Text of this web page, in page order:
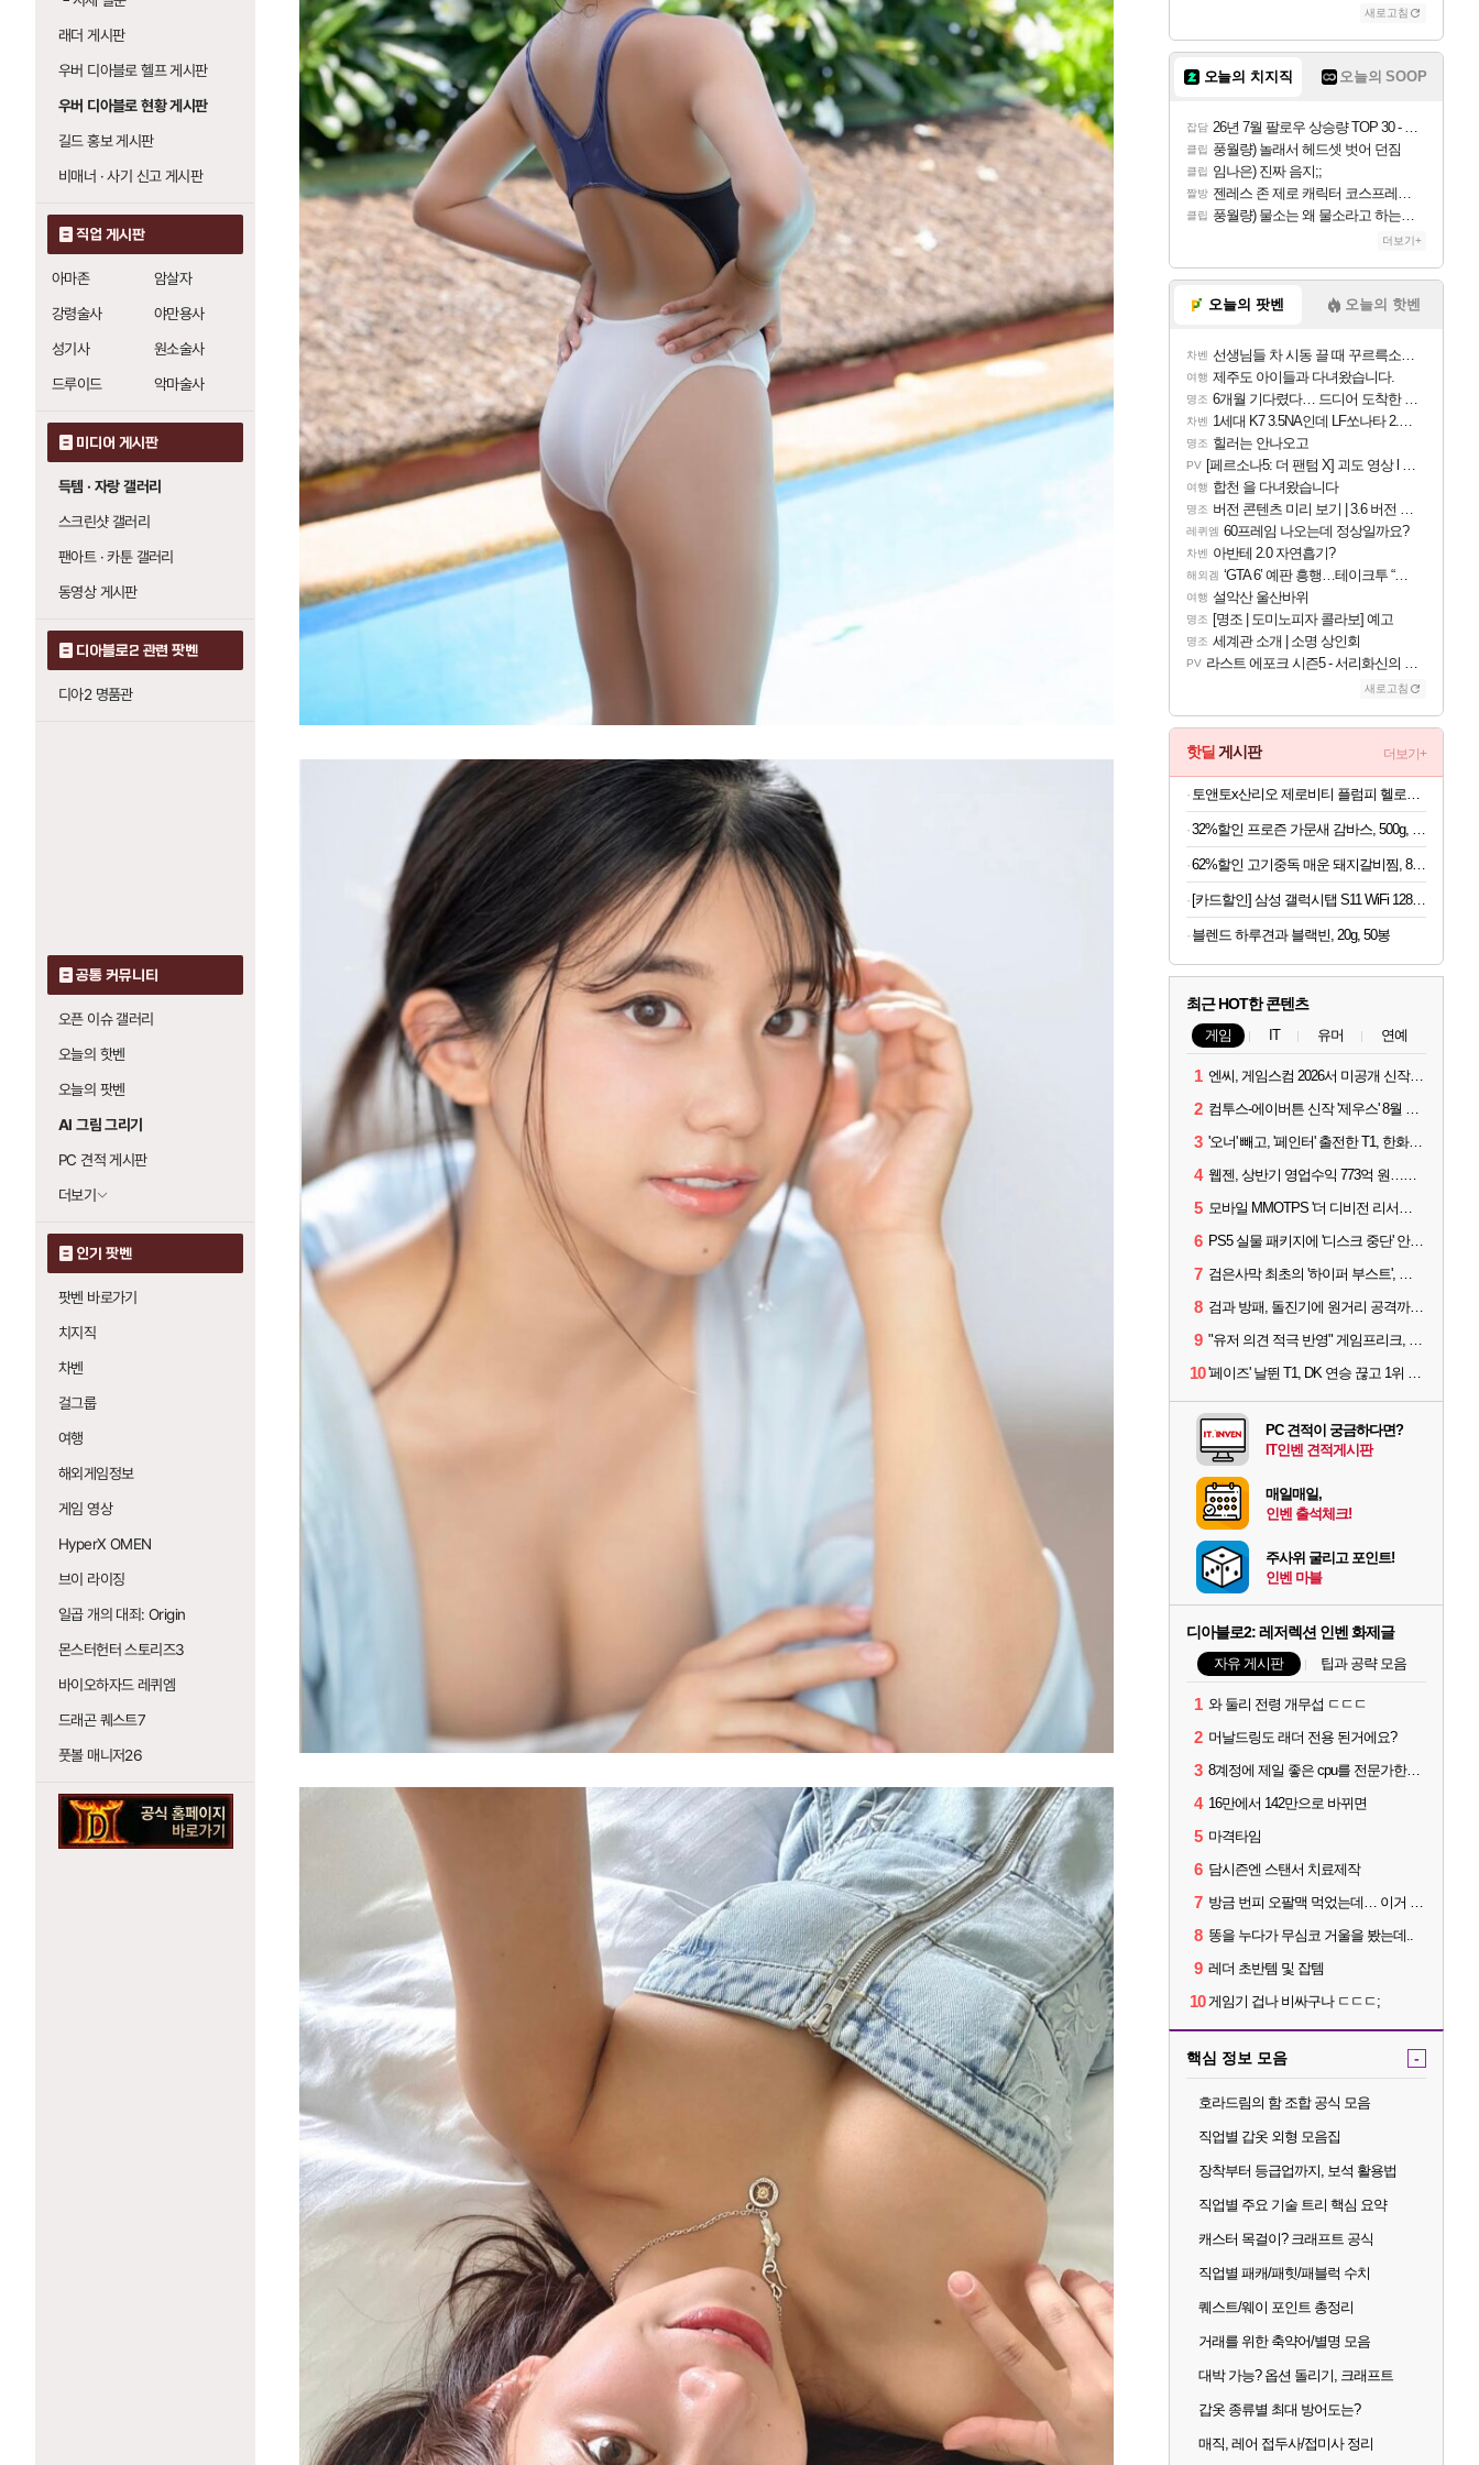
래더 게시판
우버 디아블로 헬프 게시판
우버 디아블로 현황 게시판
길드 홍보 게시판
비매너 · 사기 신고 게시판
직업 게시판
아마존
암살자
강령술사
야만용사
성기사
원소술사
드루이드
악마술사
미디어 게시판
득템 · 자랑 갤러리
스크린샷 갤러리
팬아트 · 카툰 갤러리
동영상 게시판
디아블로2 관련 팟벤
디아2 명품관
공통 커뮤니티
오픈 이슈 갤러리
오늘의 핫벤
오늘의 팟벤
AI 그림 그리기
PC 견적 게시판
더보기
인기 팟벤
팟벤 바로가기
치지직
차벤
걸그룹
여행
해외게임정보
게임 영상
HyperX OMEN
브이 라이징
일곱 개의 대죄: Origin
몬스터헌터 스토리즈3
바이오하자드 레퀴엠
드래곤 퀘스트7
풋볼 매니저26
새로고침
오늘의 치지직 오늘의 SOOP
잡담 26년 7월 팔로우 상승량 TOP 30 - 월간 치지직
클립 풍월량) 놀래서 헤드셋 벗어 던짐
클립 임나은) 진짜 음지;;
짤방 젠레스 존 제로 캐릭터 코스프레한 꽁주
클립 풍월량) 물소는 왜 물소라고 하는거야? 아! 그만 ㅋㅋ 알았어 ㅋㅋ
더보기+
오늘의 팟벤 오늘의 핫벤
차벤 선생님들 차 시동 끌 때 꾸르륵소리나는데
여행 제주도 아이들과 다녀왔습니다.
명조 6개월 기다렸다… 드디어 도착한 치사 메신저백! 실물 후기
차벤 1세대 K7 3.5NA인데 LF쏘나타 2.0NA 기변하면 유류비 절약이 얼마나 될까요..?
명조 힐러는 안나오고
PV [페르소나5: 더 팬텀 X] 괴도 영상 l 타카마키 안·댄싱 스타
여행 합천 을 다녀왔습니다
명조 버전 콘텐츠 미리 보기 | 3.6 버전 「신기루 속 등불 그림자, 속세에 깃든 검의 결심」이 8월 20일에 업데이트됩니다!
레퀴엠 60프레임 나오는데 정상일까요?
차벤 아반테 2.0 자연흡기?
해외겜 ‘GTA 6’ 예판 흥행…테이크투 “내부 예상 크게 넘어”
여행 설악산 울산바위
명조 [명조 | 도미노피자 콜라보] 예고
명조 세계관 소개 | 소명 상인회
PV 라스트 에포크 시즌5 - 서리화신의 분노 티저
새로고침
핫딜 게시판 더보기+
62%할인 고기중독 매운 돼지갈비찜, 800g, 2개
[카드할인] 삼성 갤럭시탭 S11 WiFi 128GB 27.8cm(11형) S펜포함 태블릿PC
블렌드 하루견과 블랙빈, 20g, 50봉
최근 HOT한 콘텐츠
게임 IT 유머 연예
1 엔씨, 게임스컴 2026서 미공개 신작 최초 공개
2 컴투스-에이버튼 신작 '제우스' 8월 26일 출시…"모두를 위한 경쟁"
3 '오너' 빼고, '페인터' 출전한 T1, 한화생명에 패배
4 웹젠, 상반기 영업수익 773억 원…순이익 89% 증가
5 모바일 MMOTPS '더 디비전 리서전스', 6일 스팀에도 출시
6 PS5 실물 패키지에 '디스크 중단' 안내 스티커 붙었다
7 검은사막 최초의 '하이퍼 부스트', 직접 해봤습니다
8 검과 방패, 돌진기에 원거리 공격까지? 오버워치 '디몬' 플레이 영상
9 "유저 의견 적극 반영" 게임프리크, 비스트 오브 리인카네이션 개선 나선다
10 '페이즈' 날뛴 T1, DK 연승 끊고 1위 지켜
PC 견적이 궁금하다면?
IT인벤 견적게시판
매일매일,
인벤 출석체크!
주사위 굴리고 포인트!
인벤 마블
디아블로2: 레저렉션 인벤 화제글
자유 게시판 팁과 공략 모음
1 와 둘리 전령 개무섭 ㄷㄷㄷ
2 머날드링도 래더 전용 된거에요?
3 8계정에 제일 좋은 cpu를 전문가한테 물어봤다~
4 16만에서 142만으로 바뀌면
5 마격타임
6 담시즌엔 스탠서 치료제작
7 방금 번피 오팔맥 먹었는데… 이거 누가 쓰나요?
8 똥을 누다가 무심코 거울을 봤는데..
9 레더 초반템 및 잡템
10 게임기 겁나 비싸구나 ㄷㄷㄷ;
핵심 정보 모음 -
호라드림의 함 조합 공식 모음
직업별 갑옷 외형 모음집
장착부터 등급업까지, 보석 활용법
직업별 주요 기술 트리 핵심 요약
캐스터 목걸이? 크래프트 공식
직업별 패캐/패힛/패블럭 수치
퀘스트/웨이 포인트 총정리
거래를 위한 축약어/별명 모음
대박 가능? 옵션 돌리기, 크래프트
갑옷 종류별 최대 방어도는?
매직, 레어 접두사/접미사 정리